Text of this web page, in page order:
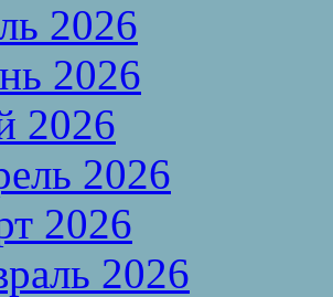
2026
2026
2026
2026
2026
2026